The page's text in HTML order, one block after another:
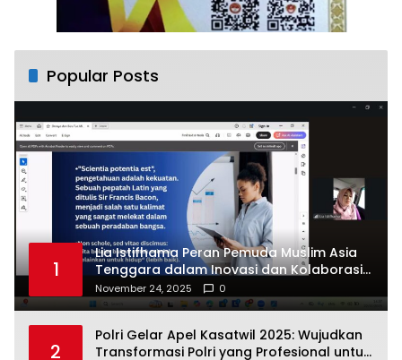
Popular Posts
1
Lia Istifhama Peran Pemuda Muslim Asia
Tenggara dalam Inovasi dan Kolaborasi
Internasional
November 24, 2025 0
2
Polri Gelar Apel Kasatwil 2025: Wujudkan
Transformasi Polri yang Profesional untuk